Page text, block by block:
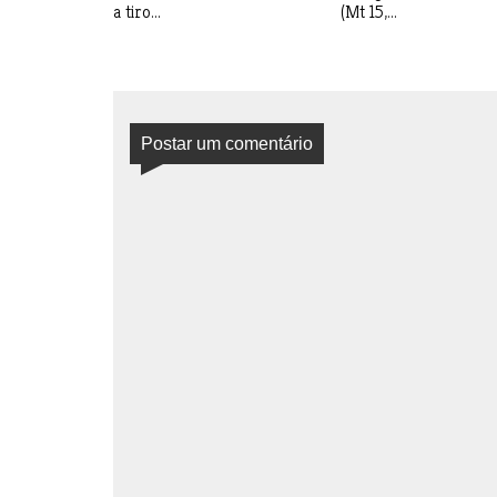
a tiro...
(Mt 15,...
Postar um comentário